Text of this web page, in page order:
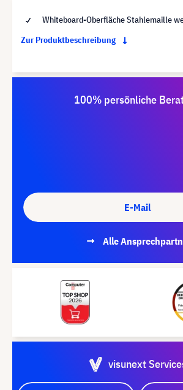
Whiteboard-Oberfläche Stahlemaille
Zur Produktbeschreibung
100% persönliche
E-Mail
Alle
visunext